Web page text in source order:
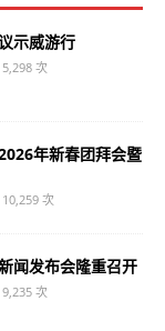
示威游行
次
年新春团拜会暨
次
闻发布会隆重召开
次